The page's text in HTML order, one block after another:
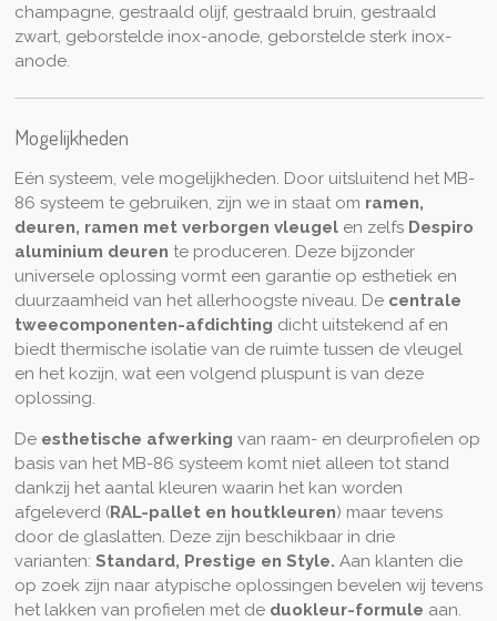
champagne, gestraald olijf, gestraald bruin, gestraald
zwart, geborstelde inox-anode, geborstelde sterk inox-
anode.
Mogelijkheden
Eén systeem, vele mogelijkheden. Door uitsluitend het MB-
86 systeem te gebruiken, zijn we in staat om ramen,
deuren, ramen met verborgen vleugel en zelfs Despiro
aluminium deuren te produceren. Deze bijzonder
universele oplossing vormt een garantie op esthetiek en
duurzaamheid van het allerhoogste niveau. De centrale
tweecomponenten-afdichting dicht uitstekend af en
biedt thermische isolatie van de ruimte tussen de vleugel
en het kozijn, wat een volgend pluspunt is van deze
oplossing.
De esthetische afwerking van raam- en deurprofielen op
basis van het MB-86 systeem komt niet alleen tot stand
dankzij het aantal kleuren waarin het kan worden
afgeleverd (RAL-pallet en houtkleuren) maar tevens
door de glaslatten. Deze zijn beschikbaar in drie
varianten: Standard, Prestige en Style. Aan klanten die
op zoek zijn naar atypische oplossingen bevelen wij tevens
het lakken van profielen met de duokleur-formule aan.